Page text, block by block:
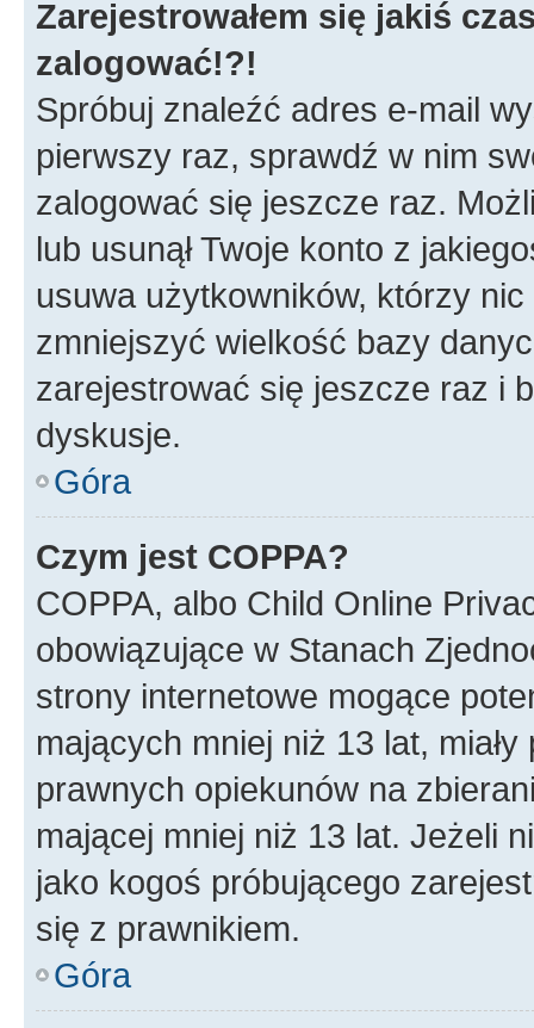
Zarejestrowałem się jakiś
zalogować!?!
Spróbuj znaleźć adres e-mail
pierwszy raz, sprawdź w nim
zalogować się jeszcze raz.
lub usunął Twoje konto z
usuwa użytkowników, którzy
zmniejszyć wielkość bazy
zarejestrować się jeszcze raz i
dyskusje.
Góra
Czym jest COPPA?
COPPA, albo Child Online
obowiązujące w Stanach
strony internetowe mogące
mających mniej niż 13 lat,
prawnych opiekunów na
mającej mniej niż 13 lat. Jeżeli
jako kogoś próbującego
się z prawnikiem.
Góra